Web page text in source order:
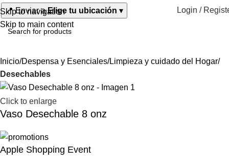
Skip to navigation
Skip to main content
📍 Enviar a Elige tu ubicación ▾ Login /
Inicio Despensa y Esenciales Limpieza y cuidado del Hogar
Desechables
Click to enlarge
Vaso Desechable 8 onz
Apple Shopping Event